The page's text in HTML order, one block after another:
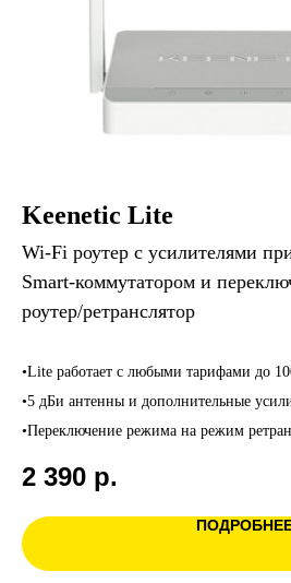
Keenetic Lite
Wi-Fi роутер с усилителями
Smart-коммутатором и
роутер/ретранслятор
•Lite работает с любыми тарифами до
•5 дБи антенны и дополнительные
•Переключение режима на режим
2 390 р.